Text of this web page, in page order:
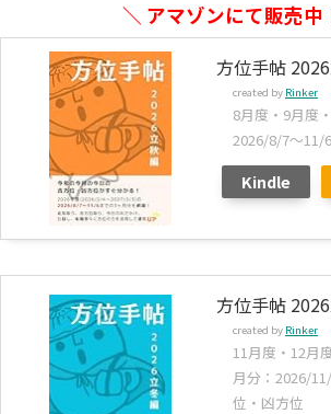
＼ アマゾンにて販売中
方位手帖
created by Rinker
8月度・9月度
2026/8/7～11/
Kindle
方位手帖
created by Rinker
11月度・12月
月分：2026/
位・凶方位